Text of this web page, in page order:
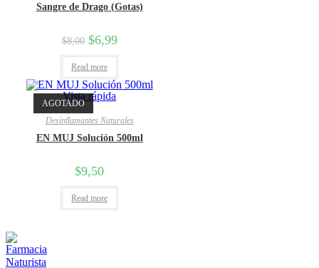
Sangre de Drago (Gotas)
$8,00 $6,99
Read more
AGOTADO
Vista rápida
Desinflamantes Naturales
EN MUJ Solución 500ml
$9,50
Read more